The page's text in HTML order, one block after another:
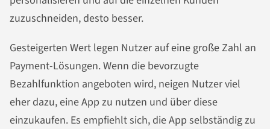
zuzuschneiden, desto besser.
Gesteigerten Wert legen Nutzer auf eine große Zahl an
Payment-Lösungen. Wenn die bevorzugte
Bezahlfunktion angeboten wird, neigen Nutzer viel
eher dazu, eine App zu nutzen und über diese
einzukaufen. Es empfiehlt sich, die App selbständig zu